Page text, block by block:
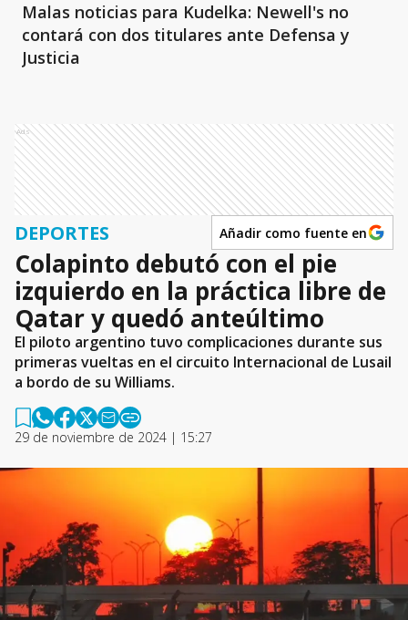
Malas noticias para Kudelka: Newell's no
contará con dos titulares ante Defensa y
Justicia
Ads
DEPORTES Añadir como fuente en
Colapinto debutó con el pie
izquierdo en la práctica libre de
Qatar y quedó anteúltimo
El piloto argentino tuvo complicaciones durante sus
primeras vueltas en el circuito Internacional de Lusail
a bordo de su Williams.
29 de noviembre de 2024 | 15:27